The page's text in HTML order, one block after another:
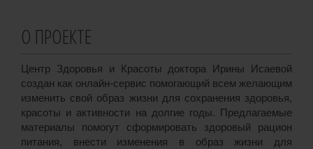
О ПРОЕКТЕ
Центр Здоровья и Красоты доктора Ирины Исаевой
создан как онлайн-сервис помогающий всем желающим
изменить свой образ жизни для сохранения здоровья,
красоты и активности на долгие годы. Предлагаемые
материалы помогут сформировать здоровый рацион
питания, внести изменения в образ жизни для